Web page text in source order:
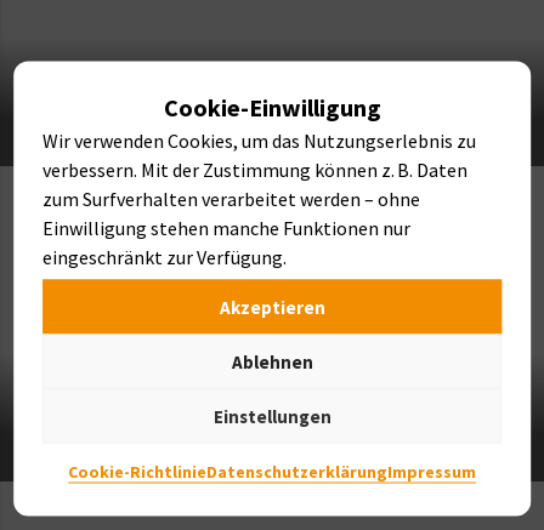
Cookie-Einwilligung
Wir verwenden Cookies, um das Nutzungserlebnis zu
verbessern. Mit der Zustimmung können z. B. Daten
zum Surfverhalten verarbeitet werden – ohne
Einwilligung stehen manche Funktionen nur
eingeschränkt zur Verfügung.
Akzeptieren
Ablehnen
Einstellungen
Cookie-RichtlinieDatenschutzerklärungImpressum
NATURSTEINE
FINDLINGE & BRUNNEN